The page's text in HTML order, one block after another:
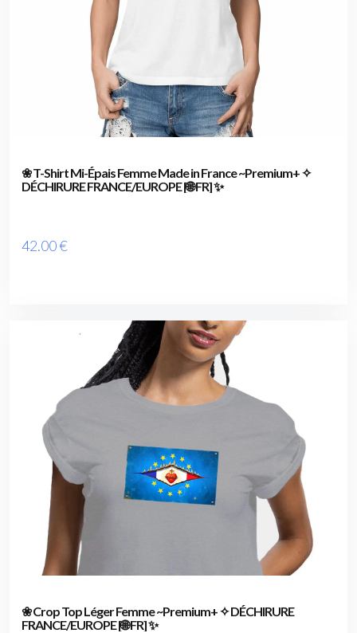
❀ T-Shirt Mi-Épais Femme Made in France ~Premium+ ✧
DÉCHIRURE FRANCE/EUROPE [🌐 FR] ✨
42.00€
❀ Crop Top Léger Femme ~Premium+ ✧ DÉCHIRURE
FRANCE/EUROPE [🌐 FR] ✨